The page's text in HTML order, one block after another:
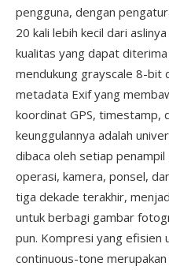
pengguna, dengan
20 kali lebih kecil dari
kualitas yang dapat diterima
mendukung grayscale 8-bit
metadata Exif yang
koordinat GPS, timestamp,
keunggulannya adalah
dibaca oleh setiap
operasi, kamera, ponsel,
tiga dekade terakhir,
untuk berbagi gambar
pun. Kompresi yang efisien
continuous-tone merupakan